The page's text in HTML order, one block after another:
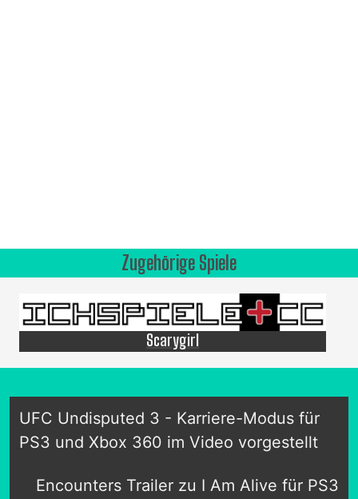
Zugehörige Spiele
Scarygirl
UFC Undisputed 3 - Karriere-Modus für
PS3 und Xbox 360 im Video vorgestellt
Encounters Trailer zu I Am Alive für PS3